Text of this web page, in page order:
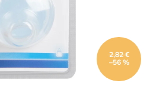
2,82 €
–56 %